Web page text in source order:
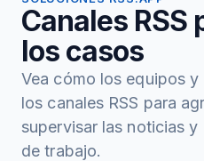
Canales RSS
los casos
Vea cómo los equipos
los canales RSS para
supervisar las noticias
de trabajo.